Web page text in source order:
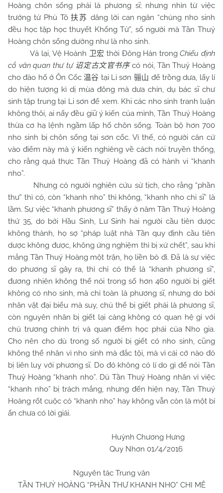
Hoàng chôn sống phải là phương sĩ; nhưng nhìn từ việc
trưởng tử Phù Tô扶苏 dâng lời can ngăn “chúng nho sinh
đều học tập học thuyết Khổng Tử”, số người mà Tần Thuỷ
Hoàng chôn sống dường như là nho sinh.
Vả lại, Vệ Hoành 卫宏 thời Đông Hán trongChiếu định
cổ văn quan thư tự 诏定古文官书序có nói, Tần Thuỷ Hoàng
cho đào hố ở Ôn Cốc 温谷 tại Li sơn 骊山 để trồng dưa, lấy lí
do hiện tượng kì dị mùa đông mà dưa chín, dụ bác sĩ chư
sinh tập trung tại Li sơn để xem. Khi các nho sinh tranh luận
không thôi, ai nấy đều giữ ý kiến của mình, Tần Thuỷ Hoàng
thừa cơ hạ lệnh ngầm lấp hố chôn sống. Toàn bộ hơn 700
nho sinh bị chôn sống tại sơn cốc. Vì thế, có người căn cứ
vào điểm này mà ý kiến nghiêng về cách nói truyền thống,
cho rằng quả thực Tần Thuỷ Hoàng đã có hành vi “khanh
nho”.
Nhưng có người nghiên cứu sử tịch, cho rằng “phần
thư” thì có, còn “khanh nho” thì không, “khanh nho chi sĩ” là
lầm. Sự việc “khanh phương sĩ” thấy ở năm Tần Thuỷ Hoàng
thứ 35, do bởi Hầu Sinh, Lư Sinh hai người cầu tiên dược
không thành, họ sợ “pháp luật nhà Tần quy định cầu tiên
dược không được, không ứng nghiệm thì bị xử chết”, sau khi
mắng Tần Thuỷ Hoàng một trận, họ liền bỏ đi. Đã là sự việc
do phương sĩ gây ra, thì chỉ có thể là “khanh phương sĩ”,
đương nhiên không thể nói trong số hơn 460 người bị giết
không có nho sinh, mà chỉ toàn là phương sĩ, nhưng do bởi
nhân vật đại biểu mà suy, chủ thể bị giết phải là phương sĩ,
còn nguyên nhân bị giết lại càng không có quan hệ gì với
chủ trương chính trị và quan điểm học phái của Nho gia.
Cho nên cho dù trong số người bị giết có nho sinh, cũng
không thể nhân vì nho sinh mà đắc tội, mà vì cái cớ nào đó
bị liên luỵ với phương sĩ. Do đó không có lí do gì để nói Tần
Thuỷ Hoàng “khanh nho”. Dù Tần Thuỷ Hoàng nhân vì việc
“khanh nho” bị trách mắng, nhưng đến hiện nay, Tần Thuỷ
Hoàng rốt cuộc có “khanh nho” hay không vẫn còn là một bí
ẩn chưa có lời giải.
Huỳnh Chương Hưng
Quy Nhơn 01/4/2016
Nguyên tác Trung văn
TẦN THUỶ HOÀNG “PHẦN THƯ KHANH NHO” CHI MÊ